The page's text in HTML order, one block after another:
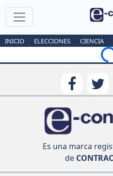
INICIO ELECCIONES CIENCIA
Es una marca
de